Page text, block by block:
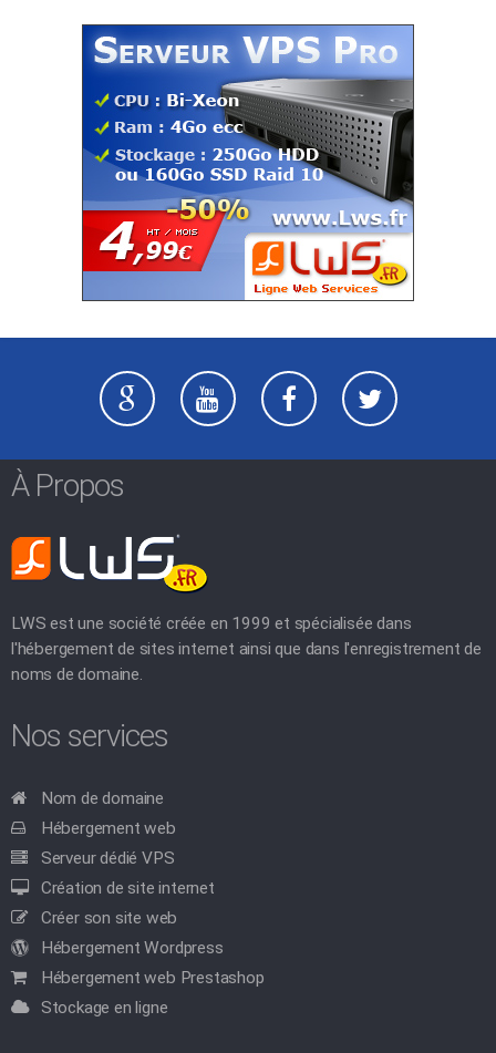
À Propos
LWS est une société créée en 1999 et spécialisée dans
l'hébergement de sites internet ainsi que dans l'enregistrement de
noms de domaine.
Nos services
Nom de domaine
Hébergement web
Serveur dédié VPS
Création de site internet
Créer son site web
Hébergement Wordpress
Hébergement web Prestashop
Stockage en ligne